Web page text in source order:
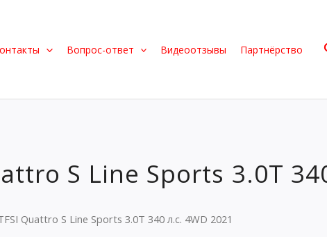
Вопрос-ответ Видеоотзывы Партнёрство
S Line Sports 3.0T
Quattro S Line Sports 3.0T 340 л.с. 4WD 2021